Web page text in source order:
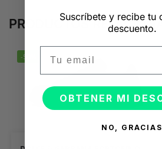
PRODUCTOS
-50%
Suscríbete y recibe tu
descuento.
OBTENER MI
NO, GRACIAS